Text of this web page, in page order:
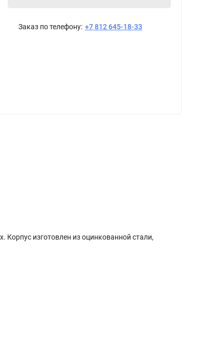
Заказ по телефону: +7 812 645-18-33
Корпус изготовлен из оцинкованной стали,